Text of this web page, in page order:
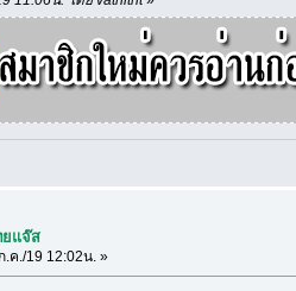
ยแจ๊ส
.ค./19 12:02น. »